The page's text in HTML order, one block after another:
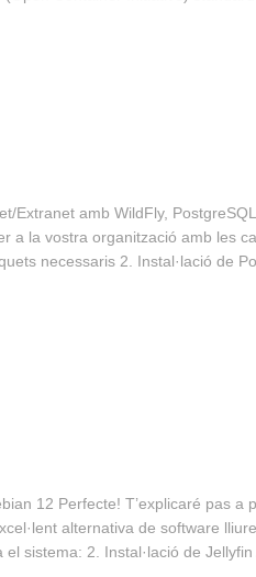
Extranet amb WildFly,
a la vostra organització amb les
necessaris 2. Instal·lació de
12 Perfecte! T’explicaré pas a
alternativa de software
sistema: 2. Instal·lació de Jellyfin